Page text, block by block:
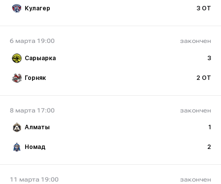
Кулагер 3 ОТ
6 марта 19:00 закончен
Сарыарка 3
Горняк 2 ОТ
8 марта 17:00 закончен
Алматы 1
Номад 2
11 марта 19:00 закончен